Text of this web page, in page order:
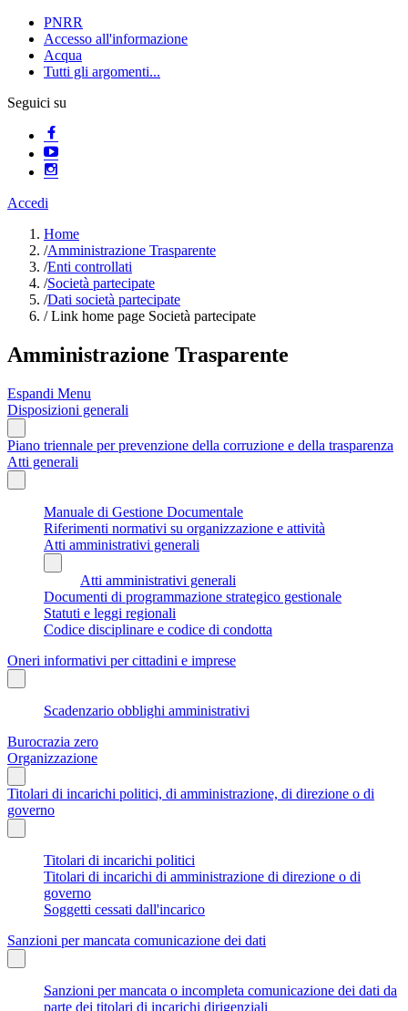
PNRR
Accesso all'informazione
Acqua
Tutti gli argomenti...
Seguici su
Accedi
Home
/Amministrazione Trasparente
/Enti controllati
/Società partecipate
/Dati società partecipate
/Link home page Società partecipate
Amministrazione Trasparente
Espandi Menu
Disposizioni generali
Piano triennale per prevenzione della corruzione e della trasparenza
Atti generali
Manuale di Gestione Documentale
Riferimenti normativi su organizzazione e attività
Atti amministrativi generali
Atti amministrativi generali
Documenti di programmazione strategico gestionale
Statuti e leggi regionali
Codice disciplinare e codice di condotta
Oneri informativi per cittadini e imprese
Scadenzario obblighi amministrativi
Burocrazia zero
Organizzazione
Titolari di incarichi politici, di amministrazione, di direzione o di
governo
Titolari di incarichi politici
Titolari di incarichi di amministrazione di direzione o di
governo
Soggetti cessati dall'incarico
Sanzioni per mancata comunicazione dei dati
Sanzioni per mancata o incompleta comunicazione dei dati da
parte dei titolari di incarichi dirigenziali